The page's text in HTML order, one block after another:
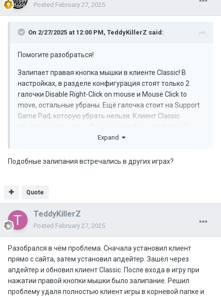
Posted February 27, 2025
On 2/27/2025 at 12:00 PM, TeddyKillerZ said:
Помогите разобраться!
Залипает правая кнопка мышки в клиенте Classic! В
настройках, в разделе конфигурация стоят только 2
галочки Disable Right-Click on mouse и Mouse Click to
move, остальные убраны. Ещё галочка стоит на Support
Game Pad, которую убрать нельзя. Клиент Classic
Expand
Подобные залипания встречались в других играх?
Quote
TeddyKillerZ
Posted February 27, 2025
Разобрался в чём проблема. Сначала установил клиент
прямо с сайта, затем установил апдейтер. Зашёл через
апдейтер и обновил клиент Classic. После входа в игру при
нажатии правой кнопки мышки было залипание. Решил
проблему удаля полностью клиент игры в корневой папке и